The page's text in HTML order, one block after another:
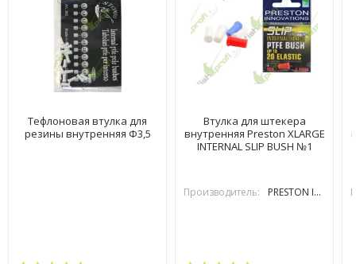
Тефлоновая втулка для
резины внутренняя Ф3,5
Втулка для штекера
внутренняя Preston XLARGE
INTERNAL SLIP BUSH №1
Производитель: PRESTON INOVATIONS